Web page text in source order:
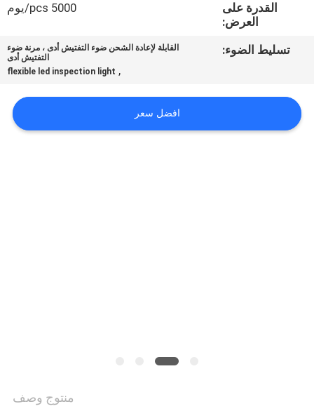
خريطة
القدرة على
العرض:
5000 pcs/يوم
تسليط الضوء:
القابلة لإعادة الشحن ضوء التفتيش أدى ، مرنة ضوء
التفتيش أدى
,
flexible led inspection light
افضل سعر
منتوج وصف